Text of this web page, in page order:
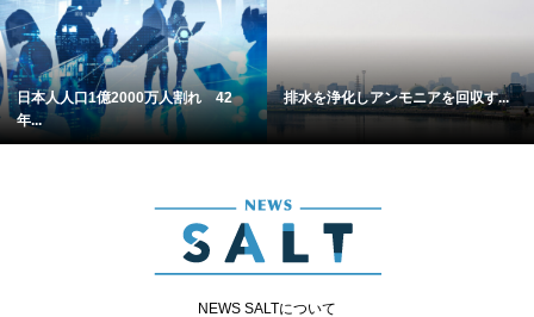
日本人人口1億2000万人割れ 42
年...
排水を浄化しアンモニアを回収す...
NEWS SALTについて